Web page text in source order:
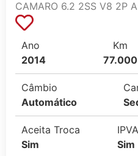
CAMARO 6.2 2SS V8 2P
Ano
2014
Km
77.000
Câmbio
Automático
Aceita Troca
Sim
Sim